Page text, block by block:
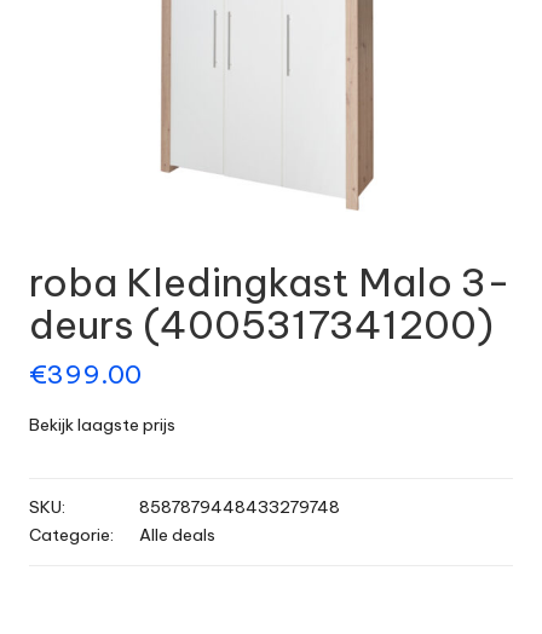
roba Kledingkast Malo 3-
deurs (4005317341200)
€399.00
Bekijk laagste prijs
SKU:
8587879448433279748
Categorie:
Alle deals